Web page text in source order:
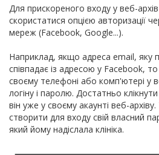
Для прискореного входу у веб-
скористатися опцією авторизації
мереж (Facebook, Google...).
Наприклад, якщо адреса email, яку
співпадає із адресою у Facebook,
своєму телефоні або комп'ютері у
логіну і паролю. Достатньо
він уже у своєму акаунті веб-
створити для входу свій власний
який йому надіслала клініка.